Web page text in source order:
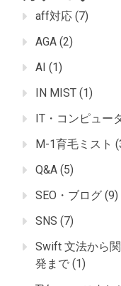
aff対応 (7)
AGA (2)
AI (1)
IN MIST (1)
IT・コンピュー
M-1育毛ミスト
Q&A (5)
SEO・ブログ (9)
SNS (7)
Swift 文法から
発まで (1)